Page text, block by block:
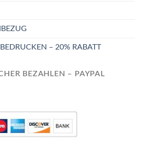
– 20% RABATT
BEZAHLEN – PAYPAL